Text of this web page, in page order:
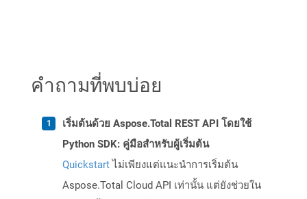
คำถามที่พบบ่อย
เริ่มต้นด้วย Aspose.Total REST API โดยใช้
Python SDK: คู่มือสำหรับผู้เริ่มต้น
Quickstartไม่เพียงแต่แนะนำการเริ่มต้น
Aspose.Total Cloud API เท่านั้น แต่ยังช่วยใน